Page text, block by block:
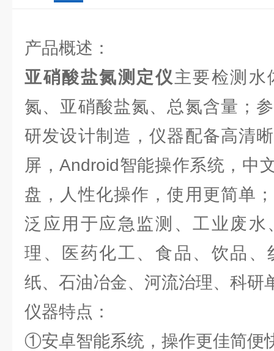
产品概述：
亚硝酸盐氮测定仪主要检测水
氮、亚硝酸盐氮、总氮含量；
研发设计制造，仪器配备高清
屏，Android智能操作系统，中
盘，人性化操作，使用更简单；
泛应用于应急监测、工业废水
理、医药化工、食品、饮品、
纸、石油冶金、河流治理、科研
仪器特点：
①安卓智能系统，操作更佳简便